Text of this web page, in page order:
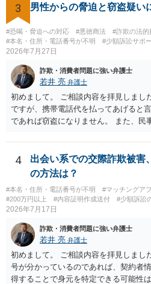
して、要求された金額(1000円程度)の
した。 そこから、撮影するまで暇なの
欲しい、住んでいる都道府県と区を教
言ったやり取りをしていました。 とい
（わいせつ行為）の疑いがあります。
能です。
3 男性からの脅迫と窃盗疑い
#恐喝・脅迫への対応 #悪徳商法
#詐欺の法的
#本名・住所・電話番号が不明
#少額訴訟サポ
2026年7月27日
詐欺・消費者問題に強い弁護士
若井 亮 弁護士
初めまして。 ご相談内容を拝見しまし
ですが、携帯電話代を払ってあげると
であれば窃盗になりません。 また、民
ず、可能であればブロックをするよう
ば、最寄りの警察署に相談をしても良
考になれば幸いです。
4
出会い系での交際詐欺被害
の方法は？
#本名・住所・電話番号が不明 #マッチングア
#200万円以上
#内容証明作成送付 #少額訴訟
2026年7月17日
詐欺・消費者問題に強い弁護士
若井 亮 弁護士
初めまして。 ご相談内容を拝見しまし
号が分かっているのであれば、契約者
得することで身元を特定できる可能性